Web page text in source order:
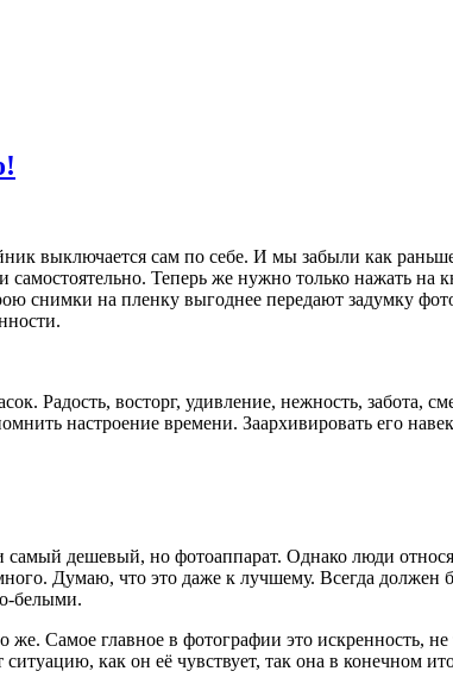
выключается сам по себе. И мы забыли как
Теперь же нужно только нажать
на пленку выгоднее передают задумку
Радость, восторг, удивление, нежность, забота,
настроение времени. Заархивировать его
самый дешевый, но фотоаппарат. Однако люди
Думаю, что это даже к лучшему. Всегда должен
белыми.
Самое главное в фотографии это искренность,
как он её чувствует, так она в конечном